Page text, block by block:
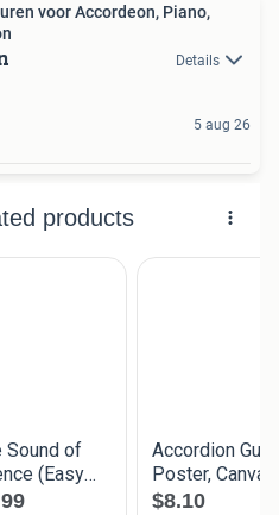
voor Accordeon, Piano,
Details
5 aug 26